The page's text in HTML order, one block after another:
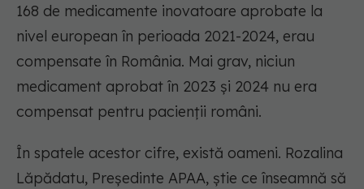
168 de medicamente inovatoare aprobate la
nivel european în perioada 2021-2024, erau
compensate în România. Mai grav, niciun
medicament aprobat în 2023 și 2024 nu era
compensat pentru pacienții români.
În spatele acestor cifre, există oameni. Rozalina
Lăpădatu, Președinte APAA, știe ce înseamnă să